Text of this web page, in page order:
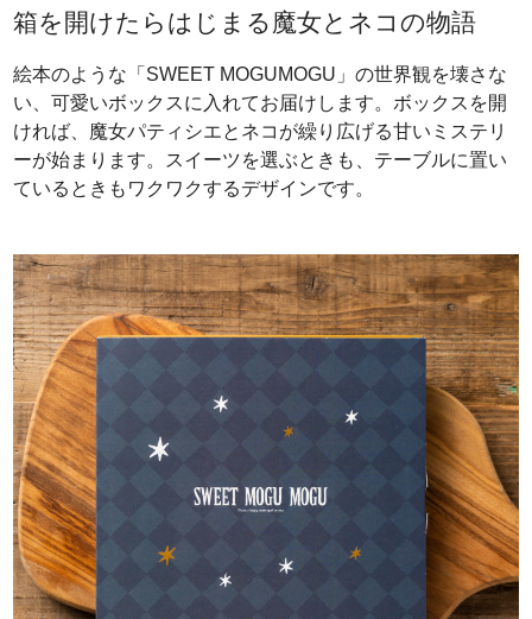
箱を開けたらはじまる魔女とネコの物語
絵本のような「SWEET MOGUMOGU」の世界観を壊さな
い、可愛いボックスに入れてお届けします。ボックスを開
ければ、魔女パティシエとネコが繰り広げる甘いミステリ
ーが始まります。スイーツを選ぶときも、テーブルに置い
ているときもワクワクするデザインです。